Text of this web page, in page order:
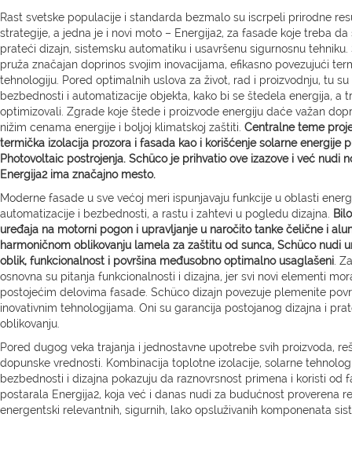
Rast svetske populacije i standarda bezmalo su iscrpeli prirodne
strategije, a jedna je i novi moto – Energija2, za fasade koje treba
prateći dizajn, sistemsku automatiku i usavršenu sigurnosnu
pruža značajan doprinos svojim inovacijama, efikasno povezujući
tehnologiju. Pored optimalnih uslova za život, rad i proizvodnju, tu su
bezbednosti i automatizacije objekta, kako bi se štedela energija, a
optimizovali. Zgrade koje štede i proizvode energiju daće važan
nižim cenama energije i boljoj klimatskoj zaštiti. Centralne teme
termička izolacija prozora i fasada kao i korišćenje solarne energije
Photovoltaic postrojenja. Schüco je prihvatio ove izazove i već nudi
Energija2 ima značajno mesto.
Moderne fasade u sve većoj meri ispunjavaju funkcije u oblasti
automatizacije i bezbednosti, a rastu i zahtevi u pogledu dizajna.
uređaja na motorni pogon i upravljanje u naročito tanke čelične i
harmoničnom oblikovanju lamela za zaštitu od sunca, Schüco nudi
oblik, funkcionalnost i površina međusobno optimalno usaglašeni .
osnovna su pitanja funkcionalnosti i dizajna, jer svi novi elementi
postojećim delovima fasade. Schüco dizajn povezuje plemenite
inovativnim tehnologijama. Oni su garancija postojanog dizajna i
oblikovanju.
Pored dugog veka trajanja i jednostavne upotrebe svih proizvoda,
dopunske vrednosti. Kombinacija toplotne izolacije, solarne
bezbednosti i dizajna pokazuju da raznovrsnost primena i koristi od
postarala Energija2, koja već i danas nudi za budućnost proverena
energentski relevantnih, sigurnih, lako opsluživanih komponenata